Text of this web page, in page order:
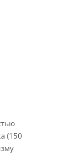
(150